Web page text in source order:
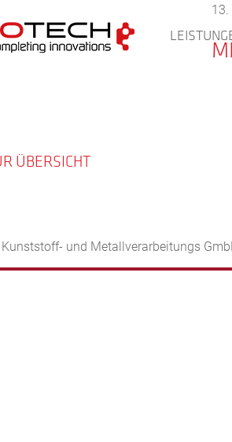
13.
ÜBERSICHT
und Metallverarbeitungs